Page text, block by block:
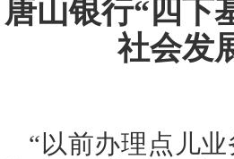
唐山银行“四下
社会发
“以前办理点儿